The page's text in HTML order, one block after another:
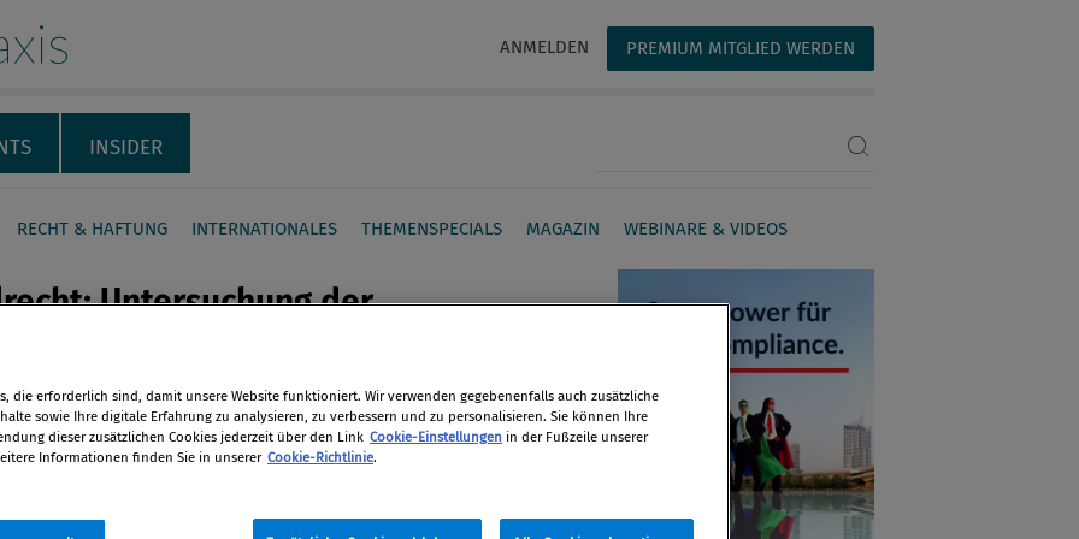
ANMELDEN PREMIUM MITGLIED WERDEN
INSIDER
RECHT & HAFTUNG INTERNATIONALES THEMENSPECIALS MAGAZIN WEBINARE & VIDEOS
Untersuchung der
Kommission prüft erneut den
die erforderlich sind, damit unsere Website funktioniert. Wir verwenden gegebenenfalls auch zusätzliche
sowie Ihre digitale Erfahrung zu analysieren, zu verbessern und zu personalisieren. Sie können Ihre
dieser zusätzlichen Cookies jederzeit über den Link Cookie-Einstellungen in der Fußzeile unserer
Informationen finden Sie in unserer Cookie-Richtlinie.